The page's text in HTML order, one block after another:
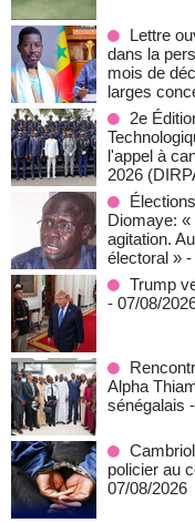
Lettre
dans la
mois de
larges
2e
l'appel à
2026
Diomaye:
agitation.
électoral » -
Trump
- 07/08/
Alpha
sénégalais
policier au
07/08/2026